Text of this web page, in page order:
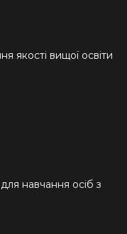
якості вищої освіти
навчання осіб з